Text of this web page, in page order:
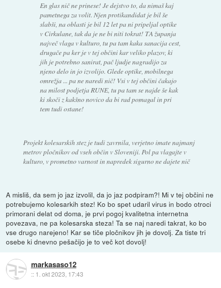
En glas nič ne prinese! Je dejstvo to, da nimaš kaj
pametnega za volit. Njen protikandidat je bil še
slabši, na oblasti je bil 12 let pa ni pripeljal optike
v Cirkulane, tak da je ne bi niti tokrat! TA županja
največ vlaga v kulturo, tu pa tam kaka sanacija cest,
drugače pa ker je v tej občini kar veliko plazov, ki
jih je potrebno sanirat, pač ljudje nagradijo za
njeno delo in jo izvolijo. Glede optike, mobilnega
omrežja ... pa ne naredi nič! Vsi v tej občini čakajo
na milost podjetja RUNE, tu pa tam se najde še kak
ki skoči z kakšno novico da bi rad pomagal in pri
tem tudi ostane!
Projekt kolesarskih stez je tudi zavrnila, verjetno imate najmanj
metrov pločnikov od vseh občin v Sloveniji. Pol pa vlagajte v
kulturo, v prometno varnost in napredek sigurno ne dajete nič
A misliš, da sem jo jaz izvolil, da jo jaz podpiram?! Mi v tej občini ne
potrebujemo kolesarkih stez! Ko bo spet udaril virus in bodo otroci
primorani delat od doma, je prvi pogoj kvalitetna internetna
povezava, ne pa kolesarska steza! Ta se naj naredi takrat, ko bo
vse drugo narejeno! Kar se tiče pločnikov jih je dovolj. Za tiste tri
osebe ki dnevno pešačijo je to več kot dovolj!
markasaso12
:: 1. okt 2023, 17:43